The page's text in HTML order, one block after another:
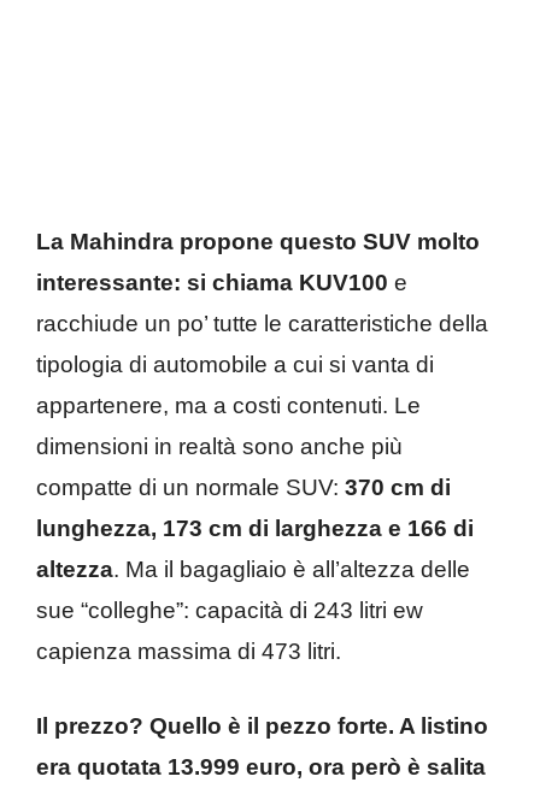
La Mahindra propone questo SUV molto
interessante: si chiama KUV100 e
racchiude un po’ tutte le caratteristiche della
tipologia di automobile a cui si vanta di
appartenere, ma a costi contenuti. Le
dimensioni in realtà sono anche più
compatte di un normale SUV: 370 cm di
lunghezza, 173 cm di larghezza e 166 di
altezza. Ma il bagagliaio è all’altezza delle
sue “colleghe”: capacità di 243 litri ew
capienza massima di 473 litri.
Il prezzo? Quello è il pezzo forte. A listino
era quotata 13.999 euro, ora però è salita